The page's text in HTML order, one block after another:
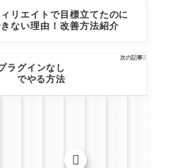
リエイトで目標立てたのに
ない理由！改善方法紹介
次の記事
ラグインなし
でやる方法
